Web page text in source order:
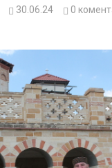
30.06.24 0